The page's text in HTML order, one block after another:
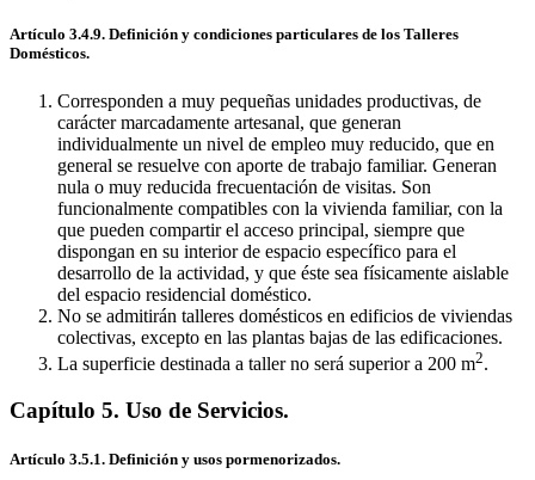
Artículo 3.4.9. Definición y condiciones particulares de los Talleres
Domésticos.
Corresponden a muy pequeñas unidades productivas, de
carácter marcadamente artesanal, que generan
individualmente un nivel de empleo muy reducido, que en
general se resuelve con aporte de trabajo familiar. Generan
nula o muy reducida frecuentación de visitas. Son
funcionalmente compatibles con la vivienda familiar, con la
que pueden compartir el acceso principal, siempre que
dispongan en su interior de espacio específico para el
desarrollo de la actividad, y que éste sea físicamente aislable
del espacio residencial doméstico.
No se admitirán talleres domésticos en edificios de viviendas
colectivas, excepto en las plantas bajas de las edificaciones.
La superficie destinada a taller no será superior a 200 m2.
Capítulo 5. Uso de Servicios.
Artículo 3.5.1. Definición y usos pormenorizados.